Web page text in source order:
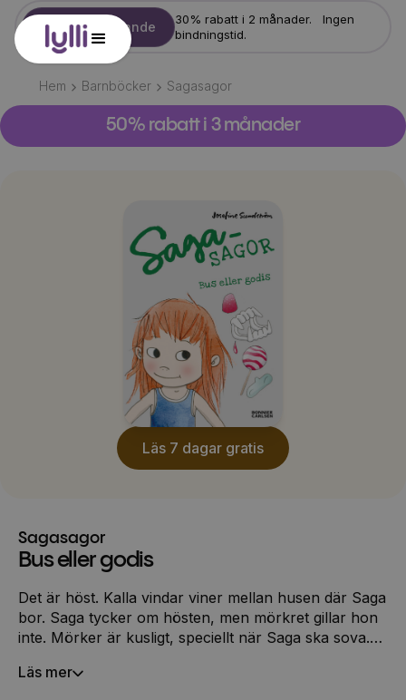
Starta erbjudande
30% rabatt i 2 månader. Ingen
bindningstid.
Hem Barnböcker Sagasagor
50% rabatt i 3 månader
Läs 7 dagar gratis
Sagasagor
Bus eller godis
Det är höst. Kalla vindar viner mellan husen där Saga
bor. Saga tycker om hösten, men mörkret gillar hon
inte. Mörker är kusligt, speciellt när Saga ska sova.
häxor och tjuvar. Just den här dagen tänker Saga
Läs mer